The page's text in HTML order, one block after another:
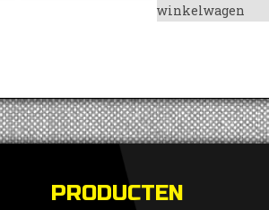
winkelwagen
PRODUCTEN